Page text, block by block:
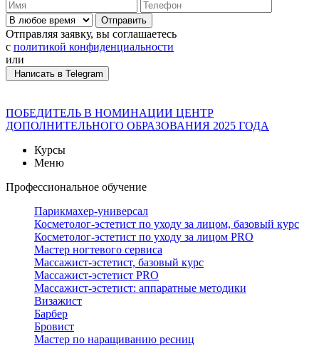
Отправить
Отправляя заявку, вы соглашаетесь
с политикой конфиденциальности
или
Написать в Telegram
ПОБЕДИТЕЛЬ В НОМИНАЦИИ ЦЕНТР
ДОПОЛНИТЕЛЬНОГО ОБРАЗОВАНИЯ 2025 ГОДА
Курсы
Меню
Профессиональное обучение
Парикмахер-универсал
Косметолог-эстетист по уходу за лицом, базовый курс
Косметолог-эстетист по уходу за лицом PRO
Мастер ногтевого сервиса
Массажист-эстетист, базовый курс
Массажист-эстетист PRO
Массажист-эстетист: аппаратные методики
Визажист
Барбер
Бровист
Мастер по наращиванию ресниц